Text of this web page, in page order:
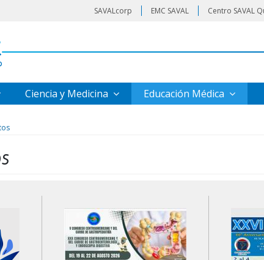
SAVALcorp EMC SAVAL Centro SAVAL
Ciencia y Medicina Educación Médica